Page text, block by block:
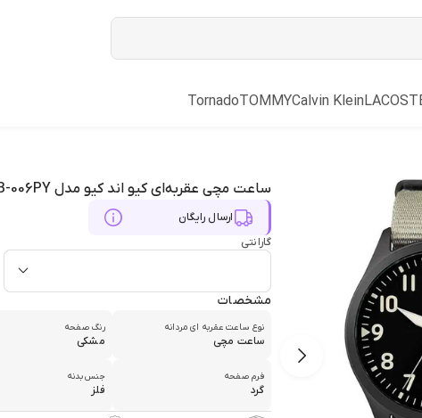
Calvin Klein
TOMMY
Tornado
ساعت مچی عقربه‌ای کیو اند کیو مدل Q76B-006PY
ارسال رایگان
گارانتی
مشخصات
نوع ساعت عقربه ای مردانه
ساعت مچی
رنگ صفحه
مشکی
فرم صفحه
گرد
جنس بدنه
فلز